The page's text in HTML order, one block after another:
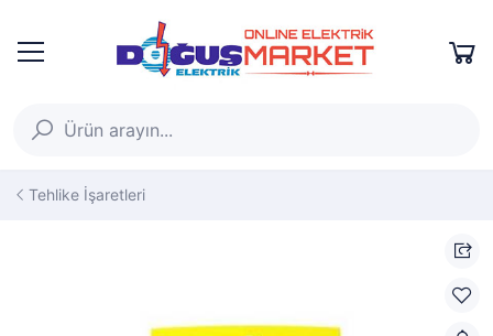
Tehlike İşaretleri